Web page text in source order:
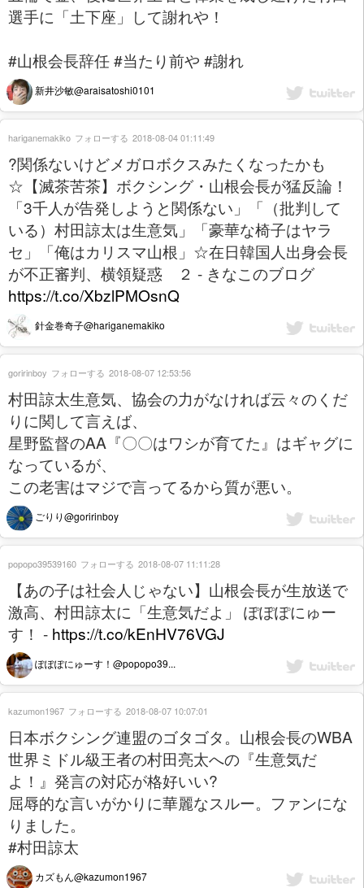
選手に「土下座」して謝れや！
#山根会長辞任 #当たり前や #謝れ
新井沙敏@araisatoshi0101
?関係ないけどメガロボクスみたくなったかも
☆【滅茶苦茶】ボクシング・山根会長が猛反論！
「3千人が告発しようと関係ない」「（批判して
いる）村田諒太は生意気」「豪華な椅子はヤラ
セ」「俺はカリスマ山根」☆在日韓国人出身会長
が不正審判、横領疑惑 ２ - きなこのブログ
https://t.co/XbzlPMOsnQ
針金巻奇子@hariganemakiko
hariganemakiko フォローする 2018-08-04 01:11:49
村田諒太生意気、協会の力がなければ云々のくだ
りに関して言えば、
星野監督のAA『〇〇はワシが育てた』はギャグに
なっているが、
この老害はマジで言ってるから質が悪い。
ごりり@goririnboy
goririnboy フォローする 2018-08-07 12:53:56
【あの子は社会人じゃない】山根会長が生放送で
激高、村田諒太に「生意気だよ」 ぽぽぽにゅー
す！ - https://t.co/kEnHV76VGJ
ぽぽぽにゅーす！@popopo39...
popopo39539160 フォローする 2018-08-07 11:11:28
日本ボクシング連盟のゴタゴタ。山根会長のWBA
世界ミドル級王者の村田亮太への『生意気だ
よ！』発言の対応が格好いい?
屈辱的な言いがかりに華麗なスルー。ファンにな
りました。
#村田諒太
カズもん@kazumon1967
kazumon1967 フォローする 2018-08-07 10:07:01